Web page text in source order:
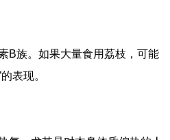
B族。如果大量食用荔枝，可能
表现。